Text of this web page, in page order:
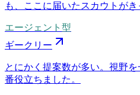
も、ここに届いたスカウトがき
エージェント型
ギークリー
とにかく提案数が多い。視野
番役立ちました。